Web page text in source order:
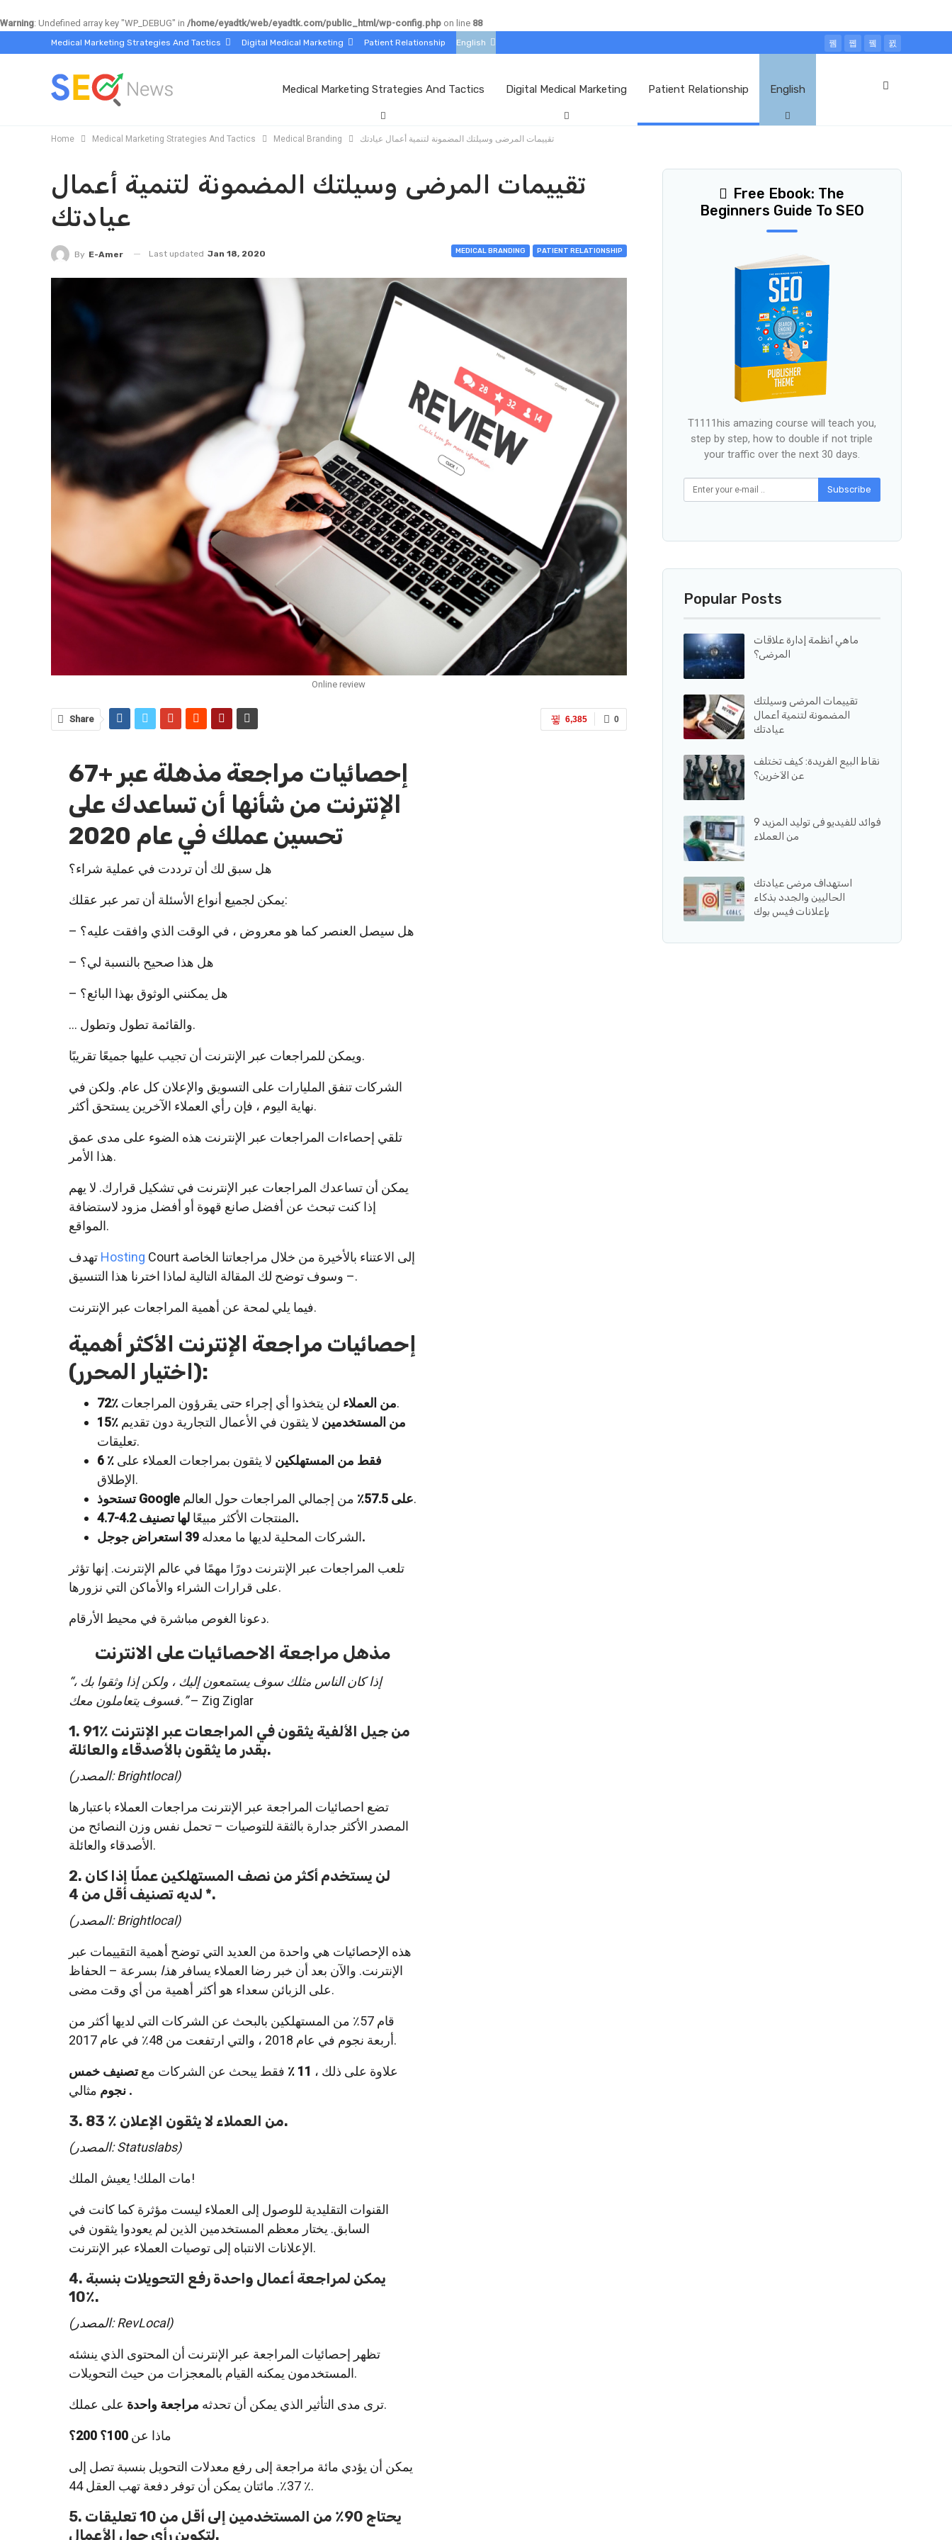
Warning: Undefined array key "WP_DEBUG" in /home/eyadtk/web/eyadtk.com/public_html/wp-config.php on line 88
Medical Marketing Strategies And Tactics Digital Medical Marketing Patient Relationship English
Medical Marketing Strategies And Tactics Digital Medical Marketing Patient Relationship English
Home Medical Marketing Strategies And Tactics Medical Branding تقييمات المرضى وسيلتك المضمونة لتنمية أعمال عيادتك
تقييمات المرضى وسيلتك المضمونة لتنمية أعمال
عيادتك
MEDICAL BRANDING PATIENT RELATIONSHIP
By E-Amer Last updated Jan 18, 2020
Online review
0
6,385
Share
67+ إحصائيات مراجعة مذهلة عبر
الإنترنت من شأنها أن تساعدك على
تحسين عملك في عام 2020
هل سبق لك أن ترددت في عملية شراء؟
يمكن لجميع أنواع الأسئلة أن تمر عبر عقلك:
– هل سيصل العنصر كما هو معروض ، في الوقت الذي وافقت عليه؟
– هل هذا صحيح بالنسبة لي؟
– هل يمكنني الوثوق بهذا البائع؟
… والقائمة تطول وتطول.
ويمكن للمراجعات عبر الإنترنت أن تجيب عليها جميعًا تقريبًا.
الشركات تنفق المليارات على التسويق والإعلان كل عام. ولكن في
نهاية اليوم ، فإن رأي العملاء الآخرين يستحق أكثر.
تلقي إحصاءات المراجعات عبر الإنترنت هذه الضوء على مدى عمق
هذا الأمر.
يمكن أن تساعدك المراجعات عبر الإنترنت في تشكيل قرارك. لا يهم
إذا كنت تبحث عن أفضل صانع قهوة أو أفضل مزود لاستضافة
المواقع.
Hosting Court إلى الاعتناء بالأخيرة من خلال مراجعاتنا الخاصة
– وسوف توضح لك المقالة التالية لماذا اخترنا هذا التنسيق.
فيما يلي لمحة عن أهمية المراجعات عبر الإنترنت.
إحصائيات مراجعة الإنترنت الأكثر أهمية
(اختيار المحرر):
72٪ من العملاءلن يتخذوا أي إجراء حتى يقرؤون المراجعات.
15٪ من المستخدمين لا يثقون في الأعمال التجارية دون تقديم
تعليقات.
6 ٪ فقط من المستهلكين لا يثقون بمراجعات العملاء على
الإطلاق.
تستحوذ Google على 57.5٪من إجمالي المراجعات حول العالم.
المنتجات الأكثر مبيعًالها تصنيف 4.2-4.7.
الشركات المحلية لديها ما معدله39 استعراض جوجل.
تلعب المراجعات عبر الإنترنت دورًا مهمًا في عالم الإنترنت. إنها تؤثر
على قرارات الشراء والأماكن التي نزورها.
دعونا الغوص مباشرة في محيط الأرقام.
مذهل مراجعة الاحصائيات على الانترنت
“إذا كان الناس مثلك سوف يستمعون إليك ، ولكن إذا وثقوا بك ،
فسوف يتعاملون معك.”– Zig Ziglar
1. 91٪ من جيل الألفية يثقون في المراجعات عبر الإنترنت
بقدر ما يثقون بالأصدقاء والعائلة.
(المصدر: Brightlocal)
تضع احصائيات المراجعة عبر الإنترنت مراجعات العملاء باعتبارها
المصدر الأكثر جدارة بالثقة للتوصيات – تحمل نفس وزن النصائح من
الأصدقاء والعائلة.
2. لن يستخدم أكثر من نصف المستهلكين عملًا إذا كان
لديه تصنيف أقل من 4 *.
(المصدر: Brightlocal)
هذه الإحصائيات هي واحدة من العديد التي توضح أهمية التقييمات عبر
الإنترنت. والآن بعد أن خبر رضا العملاء يسافر هذا بسرعة – الحفاظ
على الزبائن سعداء هو أكثر أهمية من أي وقت مضى.
قام 57٪ من المستهلكين بالبحث عن الشركات التي لديها أكثر من
أربعة نجوم في عام 2018 ، والتي ارتفعت من 48٪ في عام 2017.
علاوة على ذلك ، 11 ٪ فقط يبحث عن الشركات معتصنيف خمس
نجوم .
3. 83 ٪ من العملاء لا يثقون الإعلان.
(المصدر: Statuslabs)
مات الملك! يعيش الملك!
القنوات التقليدية للوصول إلى العملاء ليست مؤثرة كما كانت في
السابق. يختار معظم المستخدمين الذين لم يعودوا يثقون في
الإعلانات الانتباه إلى توصيات العملاء عبر الإنترنت.
4. يمكن لمراجعة أعمال واحدة رفع التحويلات بنسبة
10٪.
(المصدر: RevLocal)
تظهر إحصائيات المراجعة عبر الإنترنت أن المحتوى الذي ينشئه
المستخدمون يمكنه القيام بالمعجزات من حيث التحويلات.
ترى مدى التأثير الذي يمكن أن تحدثه مراجعة واحدة على عملك.
ماذا عن 100؟ 200؟
يمكن أن يؤدي مائة مراجعة إلى رفع معدلات التحويل بنسبة تصل إلى
37٪. مائتان يمكن أن توفر دفعة تهب العقل 44 ٪.
5. يحتاج 90٪ من المستخدمين إلى أقل من 10 تعليقات
لتكوين رأي حول الأعمال.
Free Ebook: The
Beginners Guide To SEO
T1111his amazing course will teach you,
step by step, how to double if not triple
your traffic over the next 30 days.
Subscribe
Popular Posts
ماهي أنظمة إدارة علاقات
المرضى؟
تقييمات المرضى وسيلتك
المضمونة لتنمية أعمال
عيادتك
نقاط البيع الفريدة: كيف تختلف
عن الآخرين؟
9 فوائد للفيديو فى توليد المزيد
من العملاء
استهداف مرضى عيادتك
الحاليين والجدد بذكاء
بإعلانات فيس بوك